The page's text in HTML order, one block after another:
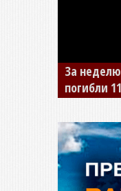
В
сбил двух